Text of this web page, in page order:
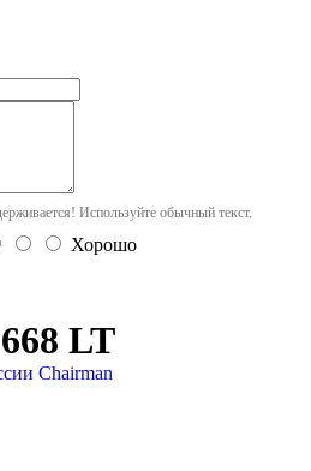
Используйте обычный текст.
Хорошо
LT
Chairman